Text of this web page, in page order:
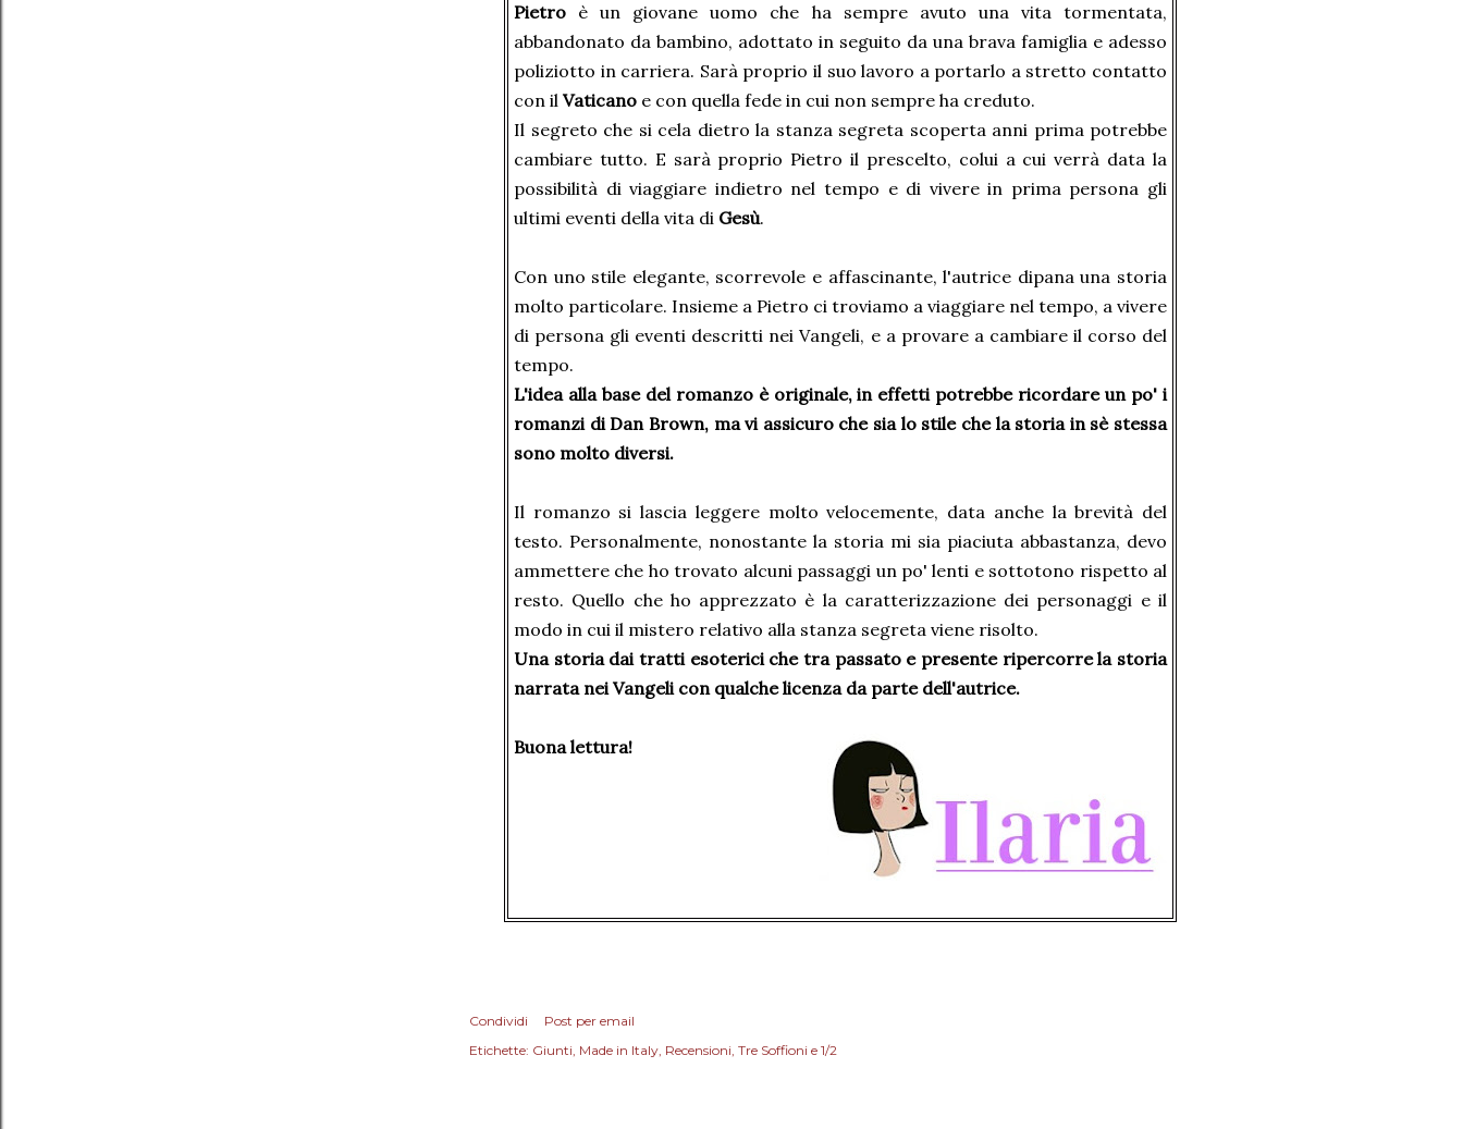
Pietro è un giovane uomo che ha sempre avuto una vita tormentata,
abbandonato da bambino, adottato in seguito da una brava famiglia e adesso
poliziotto in carriera. Sarà proprio il suo lavoro a portarlo a stretto contatto
con il Vaticano e con quella fede in cui non sempre ha creduto.
Il segreto che si cela dietro la stanza segreta scoperta anni prima potrebbe
cambiare tutto. E sarà proprio Pietro il prescelto, colui a cui verrà data la
possibilità di viaggiare indietro nel tempo e di vivere in prima persona gli
ultimi eventi della vita di Gesù.
Con uno stile elegante, scorrevole e affascinante, l'autrice dipana una storia
molto particolare. Insieme a Pietro ci troviamo a viaggiare nel tempo, a vivere
di persona gli eventi descritti nei Vangeli, e a provare a cambiare il corso del
tempo.
L'idea alla base del romanzo è originale, in effetti potrebbe ricordare un po' i
romanzi di Dan Brown, ma vi assicuro che sia lo stile che la storia in sè stessa
sono molto diversi.
Il romanzo si lascia leggere molto velocemente, data anche la brevità del
testo. Personalmente, nonostante la storia mi sia piaciuta abbastanza, devo
ammettere che ho trovato alcuni passaggi un po' lenti e sottotono rispetto al
resto. Quello che ho apprezzato è la caratterizzazione dei personaggi e il
modo in cui il mistero relativo alla stanza segreta viene risolto.
Una storia dai tratti esoterici che tra passato e presente ripercorre la storia
narrata nei Vangeli con qualche licenza da parte dell'autrice.
Buona lettura!
Condividi
Post per email
Etichette: Giunti Made in Italy Recensioni Tre Soffioni e 1/2